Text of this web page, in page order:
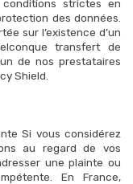
strictes en
des données.
sur l’existence d’un
transfert de
de nos prestataires
Shield.
Si vous considérez
au regard de vos
une plainte ou
En France,